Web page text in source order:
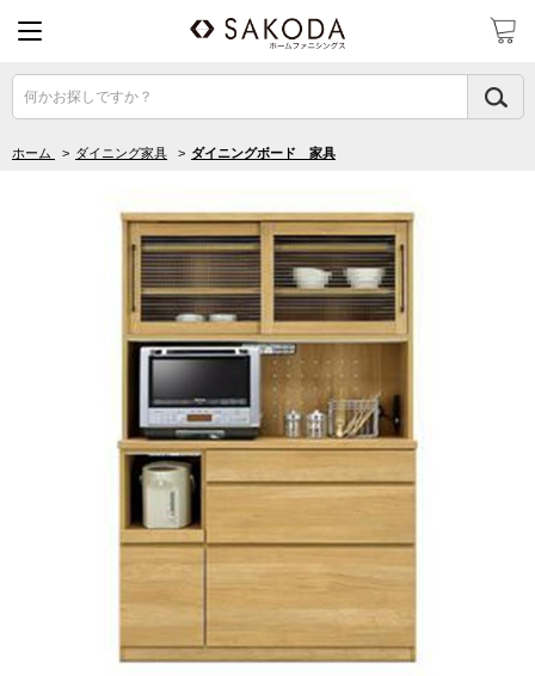
何かお探しですか？
ホーム > ダイニング家具 > ダイニングボード 家具